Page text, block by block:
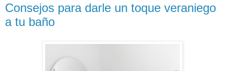
Consejos para darle un toque veraniego
a tu baño